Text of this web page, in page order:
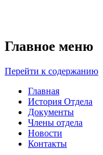
Главное меню
Перейти к содержанию
Главная
История Отдела
Документы
Члены отдела
Новости
Контакты